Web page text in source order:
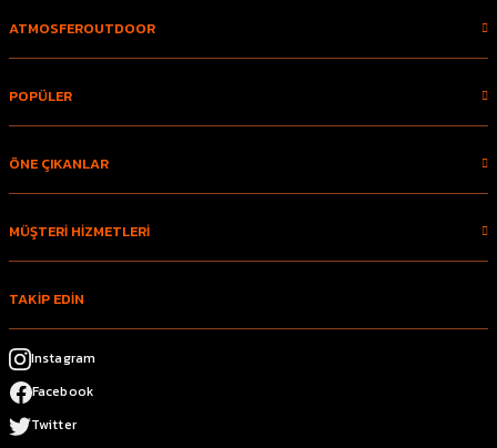
ATMOSFEROUTDOOR
POPÜLER
ÖNE ÇIKANLAR
MÜŞTERİ HİZMETLERİ
TAKİP EDİN
Instagram
Facebook
Twitter